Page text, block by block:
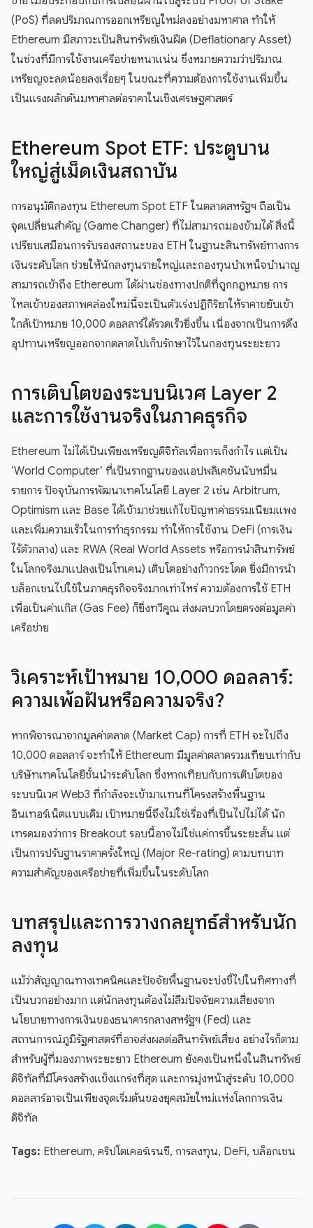
(PoS) ที่ลดปริมาณการออกเหรียญใหม่ลงอย่างมหาศาล ทำให้
Ethereum มีสภาวะเป็นสินทรัพย์เงินฝืด (Deflationary Asset)
ในช่วงที่มีการใช้งานเครือข่ายหนาแน่น ซึ่งหมายความว่าปริมาณ
เหรียญจะลดน้อยลงเรื่อยๆ ในขณะที่ความต้องการใช้งานเพิ่มขึ้น
เป็นแรงผลักดันมหาศาลต่อราคาในเชิงเศรษฐศาสตร์
Ethereum Spot ETF: ประตูบาน
ใหญ่สู่เม็ดเงินสถาบัน
การอนุมัติกองทุน Ethereum Spot ETF ในตลาดสหรัฐฯ ถือเป็น
จุดเปลี่ยนสำคัญ (Game Changer) ที่ไม่สามารถมองข้ามได้ สิ่งนี้
เปรียบเสมือนการรับรองสถานะของ ETH ในฐานะสินทรัพย์ทางการ
เงินระดับโลก ช่วยให้นักลงทุนรายใหญ่และกองทุนบำเหน็จบำนาญ
สามารถเข้าถึง Ethereum ได้ผ่านช่องทางปกติที่ถูกกฎหมาย การ
ไหลเข้าของสภาพคล่องใหม่นี้จะเป็นตัวเร่งปฏิกิริยาให้ราคาขยับเข้า
ใกล้เป้าหมาย 10,000 ดอลลาร์ได้รวดเร็วยิ่งขึ้น เนื่องจากเป็นการดึง
อุปทานเหรียญออกจากตลาดไปเก็บรักษาไว้ในกองทุนระยะยาว
การเติบโตของระบบนิเวศ Layer 2
และการใช้งานจริงในภาคธุรกิจ
Ethereum ไม่ได้เป็นเพียงเหรียญดิจิทัลเพื่อการเก็งกำไร แต่เป็น
‘World Computer’ ที่เป็นรากฐานของแอปพลิเคชันนับหมื่น
รายการ ปัจจุบันการพัฒนาเทคโนโลยี Layer 2 เช่น Arbitrum,
Optimism และ Base ได้เข้ามาช่วยแก้ไขปัญหาค่าธรรมเนียมแพง
และเพิ่มความเร็วในการทำธุรกรรม ทำให้การใช้งาน DeFi (การเงิน
ไร้ตัวกลาง) และ RWA (Real World Assets หรือการนำสินทรัพย์
ในโลกจริงมาแปลงเป็นโทเคน) เติบโตอย่างก้าวกระโดด ยิ่งมีการนำ
บล็อกเชนไปใช้ในภาคธุรกิจจริงมากเท่าไหร่ ความต้องการใช้ ETH
เพื่อเป็นค่าแก๊ส (Gas Fee) ก็ยิ่งทวีคูณ ส่งผลบวกโดยตรงต่อมูลค่า
เครือข่าย
วิเคราะห์เป้าหมาย 10,000 ดอลลาร์:
ความเพ้อฝันหรือความจริง?
หากพิจารณาจากมูลค่าตลาด (Market Cap) การที่ ETH จะไปถึง
10,000 ดอลลาร์ จะทำให้ Ethereum มีมูลค่าตลาดรวมเทียบเท่ากับ
บริษัทเทคโนโลยีชั้นนำระดับโลก ซึ่งหากเทียบกับการเติบโตของ
ระบบนิเวศ Web3 ที่กำลังจะเข้ามาแทนที่โครงสร้างพื้นฐาน
อินเทอร์เน็ตแบบเดิม เป้าหมายนี้จึงไม่ใช่เรื่องที่เป็นไปไม่ได้ นัก
เทรดมองว่าการ Breakout รอบนี้อาจไม่ใช่แค่การขึ้นระยะสั้น แต่
เป็นการปรับฐานราคาครั้งใหญ่ (Major Re-rating) ตามบทบาท
ความสำคัญของเครือข่ายที่เพิ่มขึ้นในระดับโลก
บทสรุปและการวางกลยุทธ์สำหรับนัก
ลงทุน
แม้ว่าสัญญาณทางเทคนิคและปัจจัยพื้นฐานจะบ่งชี้ไปในทิศทางที่
เป็นบวกอย่างมาก แต่นักลงทุนต้องไม่ลืมปัจจัยความเสี่ยงจาก
นโยบายทางการเงินของธนาคารกลางสหรัฐฯ (Fed) และ
สถานการณ์ภูมิรัฐศาสตร์ที่อาจส่งผลต่อสินทรัพย์เสี่ยง อย่างไรก็ตาม
สำหรับผู้ที่มองภาพระยะยาว Ethereum ยังคงเป็นหนึ่งในสินทรัพย์
ดิจิทัลที่มีโครงสร้างแข็งแกร่งที่สุด และการมุ่งหน้าสู่ระดับ 10,000
ดอลลาร์อาจเป็นเพียงจุดเริ่มต้นของยุคสมัยใหม่แห่งโลกการเงิน
ดิจิทัล
Tags: Ethereum, คริปโตเคอร์เรนซี, การลงทุน, DeFi, บล็อกเชน